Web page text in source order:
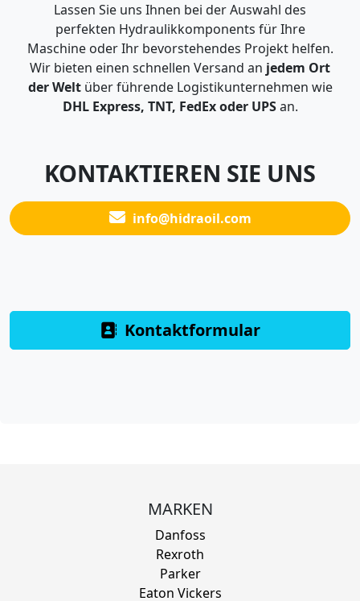
Lassen Sie uns Ihnen bei der Auswahl des
perfekten Hydraulikkomponents für Ihre
Maschine oder Ihr bevorstehendes Projekt helfen.
Wir bieten einen schnellen Versand an jedem Ort
der Weltüber führende Logistikunternehmen wie
DHL Express, TNT, FedEx oder UPSan.
KONTAKTIEREN SIE UNS
info@hidraoil.com
Kontaktformular
MARKEN
Danfoss
Rexroth
Parker
Eaton Vickers